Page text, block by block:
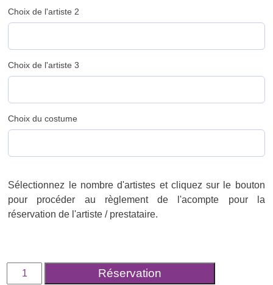
Choix de l'artiste 2
Choix de l'artiste 3
Choix du costume
Sélectionnez le nombre d'artistes et cliquez sur le bouton
pour procéder au règlement de l'acompte pour la
réservation de l'artiste / prestataire.
quantité
Réservation